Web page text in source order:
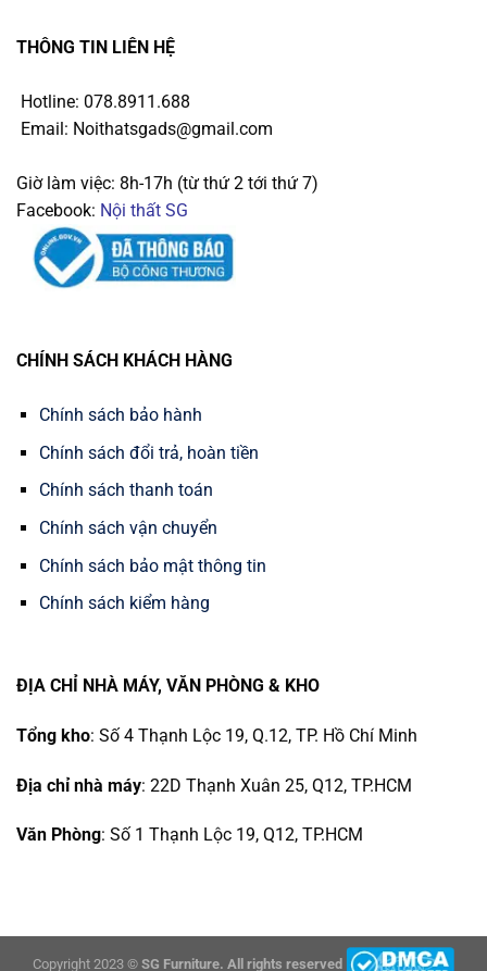
THÔNG TIN LIÊN HỆ
Hotline: 078.8911.688
Email: Noithatsgads@gmail.com
Giờ làm việc: 8h-17h (từ thứ 2 tới thứ 7)
Facebook: Nội thất SG
CHÍNH SÁCH KHÁCH HÀNG
Chính sách bảo hành
Chính sách đổi trả, hoàn tiền
Chính sách thanh toán
Chính sách vận chuyển
Chính sách bảo mật thông tin
Chính sách kiểm hàng
ĐỊA CHỈ NHÀ MÁY, VĂN PHÒNG & KHO
Tổng kho: Số 4 Thạnh Lộc 19, Q.12, TP. Hồ Chí Minh
Địa chỉ nhà máy: 22D Thạnh Xuân 25, Q12, TP.HCM
Văn Phòng: Số 1 Thạnh Lộc 19, Q12, TP.HCM
Copyright 2023 © SG Furniture. All rights reserved